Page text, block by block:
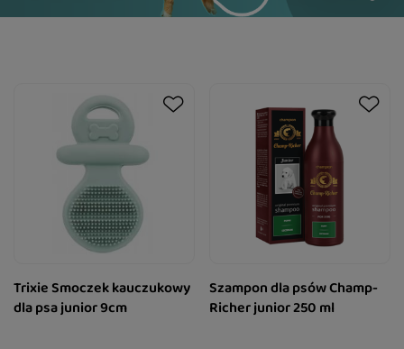
Trixie Smoczek kauczukowy
dla psa junior 9cm
Szampon dla psów Champ-
Richer junior 250 ml